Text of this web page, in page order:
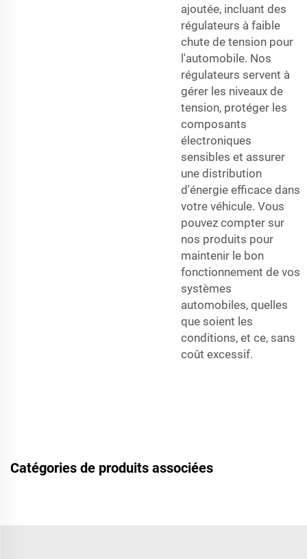
ajoutée, incluant des
régulateurs à faible
chute de tension pour
l'automobile. Nos
régulateurs servent à
gérer les niveaux de
tension, protéger les
composants
électroniques
sensibles et assurer
une distribution
d'énergie efficace dans
votre véhicule. Vous
pouvez compter sur
nos produits pour
maintenir le bon
fonctionnement de vos
systèmes
automobiles, quelles
que soient les
conditions, et ce, sans
coût excessif.
Catégories de produits associées